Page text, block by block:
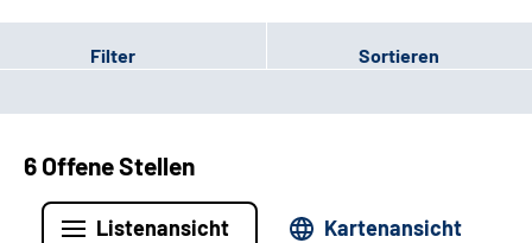
Filter Sortieren
6 Offene Stellen
Listenansicht Kartenansicht